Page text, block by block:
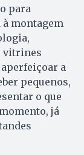
para
montagem
vitrines
a
pequenos,
o que
já